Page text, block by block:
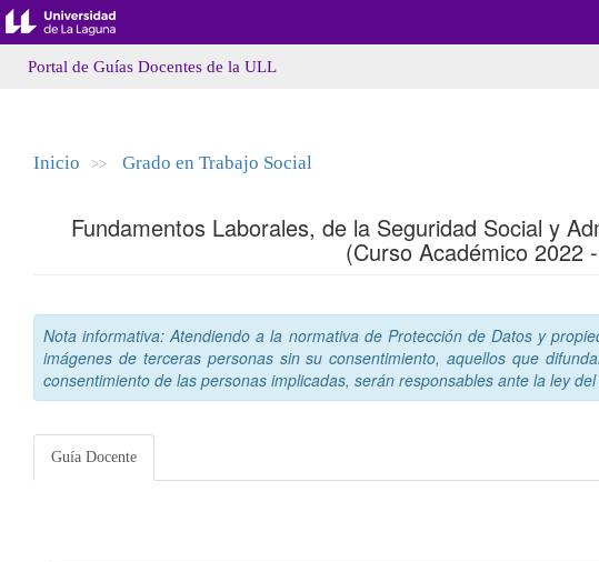
Portal de Guías Docentes de la ULL
Inicio >> Grado en Trabajo Social
Fundamentos Laborales, de la Seguridad Social y
(Curso Académico 2022
Nota informativa: Atendiendo a la normativa de Protección de Datos y
imágenes de terceras personas sin su consentimiento, aquellos que
consentimiento de las personas implicadas, serán responsables ante la ley
Guía Docente